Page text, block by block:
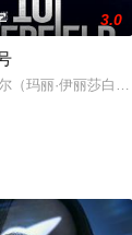
来自世
己在一个陌生房
恐怖片祖师爷
3.0
（玛丽·伊丽莎白